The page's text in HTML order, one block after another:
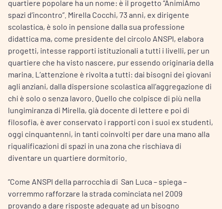
quartiere popolare ha un nome: è il progetto “AnimiAmo
spazi d’incontro”. Mirella Cocchi, 73 anni, ex dirigente
scolastica, è solo in pensione dalla sua professione
didattica ma, come presidente del circolo ANSPI, elabora
progetti, intesse rapporti istituzionali a tutti i livelli, per un
quartiere che ha visto nascere, pur essendo originaria della
marina. L’attenzione è rivolta a tutti: dai bisogni dei giovani
agli anziani, dalla dispersione scolastica all’aggregazione di
chi è solo o senza lavoro. Quello che colpisce di più nella
lungimiranza di Mirella, già docente di lettere e poi di
filosofia, è aver conservato i rapporti con i suoi ex studenti,
oggi cinquantenni, in tanti coinvolti per dare una mano alla
riqualificazioni di spazi in una zona che rischiava di
diventare un quartiere dormitorio.
“Come ANSPI della parrocchia di San Luca – spiega –
vorremmo rafforzare la strada cominciata nel 2009
provando a dare risposte adeguate ad un bisogno